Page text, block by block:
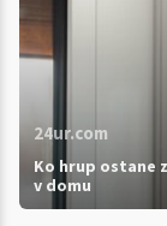
24ur.com
Ko hrup ostane
v domu